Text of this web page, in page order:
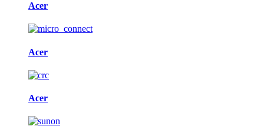
Acer
Acer
Acer